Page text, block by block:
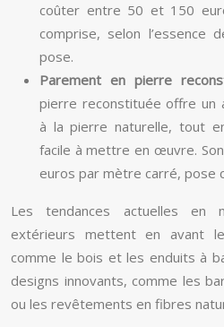
coûter entre 50 et 150
comprise, selon
pose.
Parement en pierre
pierre reconstituée offre un
à la pierre naturelle, tout
facile à mettre en œuvre.
euros par mètre carré, pose
Les tendances actuelles en
extérieurs mettent en avant
comme le bois et les enduits à
designs innovants, comme les
ou les revêtements en fibres